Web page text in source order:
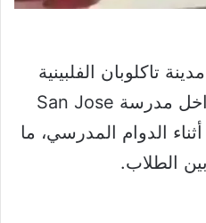
تاكلوبان الفلبينية
بوقوع حادث إطلاق نار داخل مدرسة San Jose
National High School أثناء الدوام المدرسي، ما
الطلاب.